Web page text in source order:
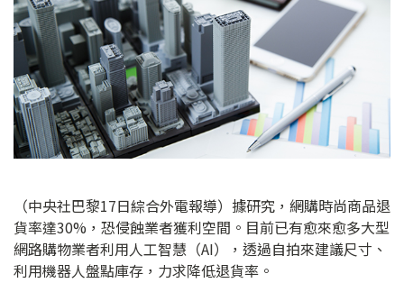
（中央社巴黎17日綜合外電報導）據研究，網購時尚商品退
貨率達30%，恐侵蝕業者獲利空間。目前已有愈來愈多大型
網路購物業者利用人工智慧（AI），透過自拍來建議尺寸、
利用機器人盤點庫存，力求降低退貨率。